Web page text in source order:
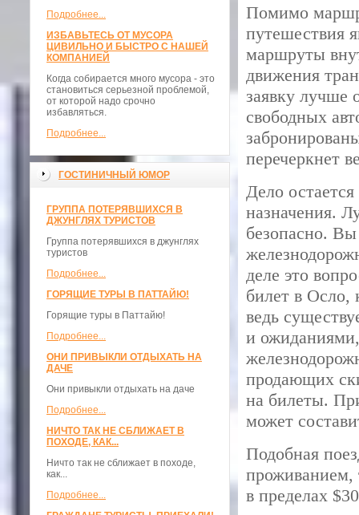
Подробнее...
ИЗБАВЬТЕСЬ ОТ МУСОРА
ЦИВИЛЬНО И БЫСТРО С НАШЕЙ
КОМПАНИЕЙ
Когда собирается много мусора - это
становиться серьезной проблемой,
от которой надо срочно
избавляться.
Подробнее...
ГОСТИНИЧНЫЙ ЮМОР
ГРУППА ПОТЕРЯВШИХСЯ В
ДЖУНГЛЯХ ТУРИСТОВ
Группа потерявшихся в джунглях
туристов
Подробнее...
ГОРЯЩИЕ ТУРЫ В ПАТТАЙЮ!
Горящие туры в Паттайю!
Подробнее...
ОНИ ПРИВЫКЛИ ОТДЫХАТЬ НА
ДАЧЕ
Они привыкли отдыхать на даче
Подробнее...
НИЧТО ТАК НЕ СБЛИЖАЕТ В
ПОХОДЕ, КАК...
Ничто так не сближает в походе,
как...
Подробнее...
Помимо
путешествия
маршруты
движения
заявку лучше
свободных
перечеркнет
Дело
назначения.
безопасно.
деле это
билет в Осло,
ведь
и
продающих
на билеты.
может
Подобная
проживанием,
в пределах